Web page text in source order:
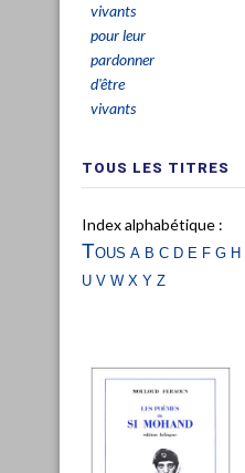
vivants
pour leur
pardonner
d'être
vivants
TOUS LES TITRES
Index alphabétique :
Tous a b c d e fg h
uvwx yz